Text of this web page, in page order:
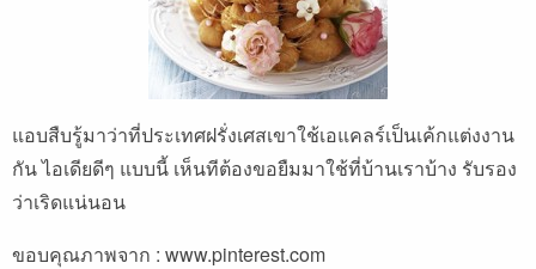
แอบสืบรู้มาว่าที่ประเทศฝรั่งเศสเขาใช้เอแคลร์เป็นเค้กแต่งงาน
กัน ไอเดียดีๆ แบบนี้ เห็นทีต้องขอยืมมาใช้ที่บ้านเราบ้าง รับรอง
ว่าเริดแน่นอน
ขอบคุณภาพจาก : www.pinterest.com